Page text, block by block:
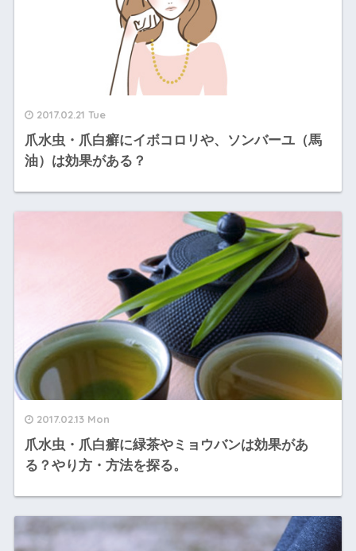
2017.02.21 Tue
爪水虫・爪白癬にイボコロリや、ソンバーユ（馬
油）は効果がある？
2017.02.13 Mon
爪水虫・爪白癬に緑茶やミョウバンは効果があ
る？やり方・方法を探る。